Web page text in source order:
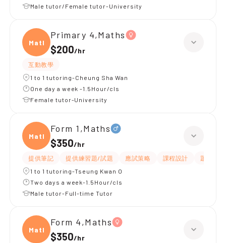
Male tutor/Female tutor-University
Maths
Primary 4,Maths
$200/hr
互動教學
1 to 1 tutoring-Cheung Sha Wan
One day a week -1.5Hour/cls
Female tutor-University
Maths
Form 1,Maths
$350/hr
提供筆記 提供練習題/試題 應試策略 課程設計
題目講解
1 to 1 tutoring-Tseung Kwan O
Two days a week-1.5Hour/cls
Male tutor-Full-time Tutor
Maths
Form 4,Maths
$350/hr